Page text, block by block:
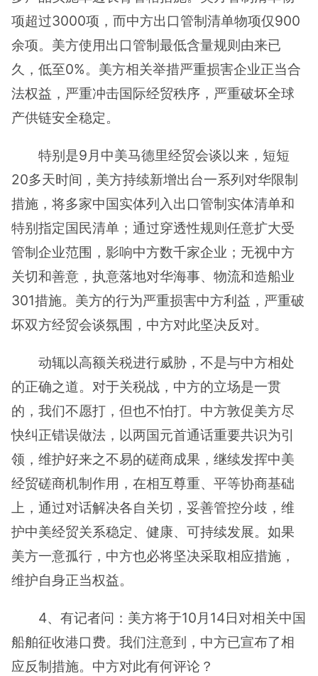
项超过3000项，而中方出口管制清单物项仅900
余项。美方使用出口管制最低含量规则由来已
久，低至0%。美方相关举措严重损害企业正当合
法权益，严重冲击国际经贸秩序，严重破坏全球
产供链安全稳定。
特别是9月中美马德里经贸会谈以来，短短
20多天时间，美方持续新增出台一系列对华限制
措施，将多家中国实体列入出口管制实体清单和
特别指定国民清单；通过穿透性规则任意扩大受
管制企业范围，影响中方数千家企业；无视中方
关切和善意，执意落地对华海事、物流和造船业
301措施。美方的行为严重损害中方利益，严重破
坏双方经贸会谈氛围，中方对此坚决反对。
动辄以高额关税进行威胁，不是与中方相处
的正确之道。对于关税战，中方的立场是一贯
的，我们不愿打，但也不怕打。中方敦促美方尽
快纠正错误做法，以两国元首通话重要共识为引
领，维护好来之不易的磋商成果，继续发挥中美
经贸磋商机制作用，在相互尊重、平等协商基础
上，通过对话解决各自关切，妥善管控分歧，维
护中美经贸关系稳定、健康、可持续发展。如果
美方一意孤行，中方也必将坚决采取相应措施，
维护自身正当权益。
4、有记者问：美方将于10月14日对相关中国
船舶征收港口费。我们注意到，中方已宣布了相
应反制措施。中方对此有何评论？